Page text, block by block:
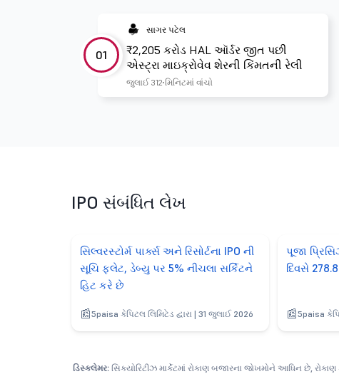
01
સાગર પટેલ
₹2,205 કરોડ HAL ઑર્ડર જીત પછી
એસ્ટ્રા માઇક્રોવેવ શેરની કિંમતની રેલી
જુલાઈ 312 મિનિટમાં વાંચો
IPO સંબંધિત લેખ
સિલ્વરસ્ટોર્મ પાર્ક્સ અને રિસોર્ટના IPO ની
સૂચિ ફ્લેટ, ડેબ્યુ પર 5% નીચલા સર્કિટને
હિટ કરે છે
5paisa કેપિટલ લિમિટેડ દ્વારા | 31 જુલાઈ 2026
પૂજા
દિવસે
5paisa
ડિસ્ક્લેમર: સિક્યોરિટીઝ માર્કેટમાં રોકાણ બજારના જોખમોને આધિન છે,